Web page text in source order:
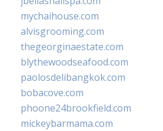
mychaihouse.com
alvisgrooming.com
thegeorginaestate.com
blythewoodseafood.com
paolosdelibangkok.com
bobacove.com
phoone24brookfield.com
mickeybarmama.com